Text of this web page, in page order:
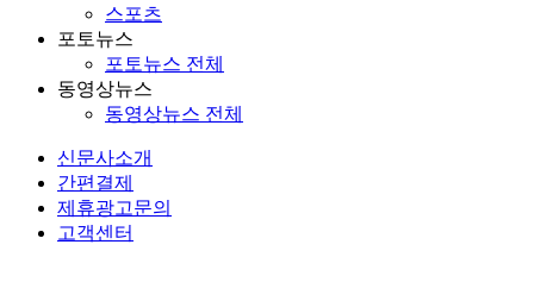
스포츠
포토뉴스
포토뉴스 전체
동영상뉴스
동영상뉴스 전체
신문사소개
간편결제
제휴광고문의
고객센터